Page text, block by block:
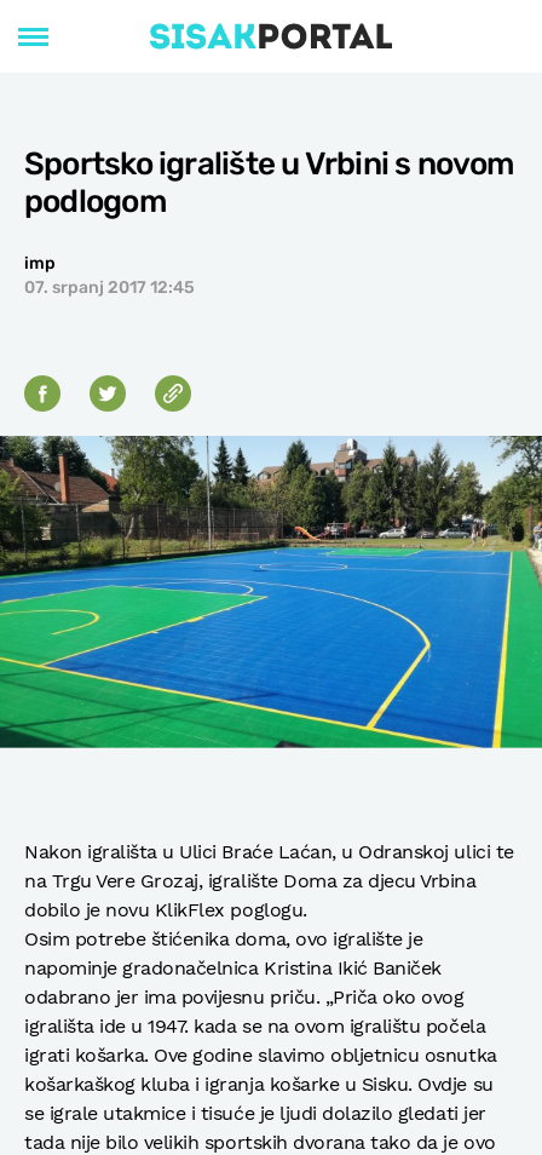
Sportsko igralište u Vrbini s novom
podlogom
imp
07. srpanj 2017 12:45
Nakon igrališta u Ulici Braće Laćan, u Odranskoj ulici te
na Trgu Vere Grozaj, igralište Doma za djecu Vrbina
dobilo je novu KlikFlex poglogu.
Osim potrebe štićenika doma, ovo igralište je
napominje gradonačelnica Kristina Ikić Baniček
odabrano jer ima povijesnu priču. „Priča oko ovog
igrališta ide u 1947. kada se na ovom igralištu počela
igrati košarka. Ove godine slavimo obljetnicu osnutka
košarkaškog kluba i igranja košarke u Sisku. Ovdje su
se igrale utakmice i tisuće je ljudi dolazilo gledati jer
tada nije bilo velikih sportskih dvorana tako da je ovo